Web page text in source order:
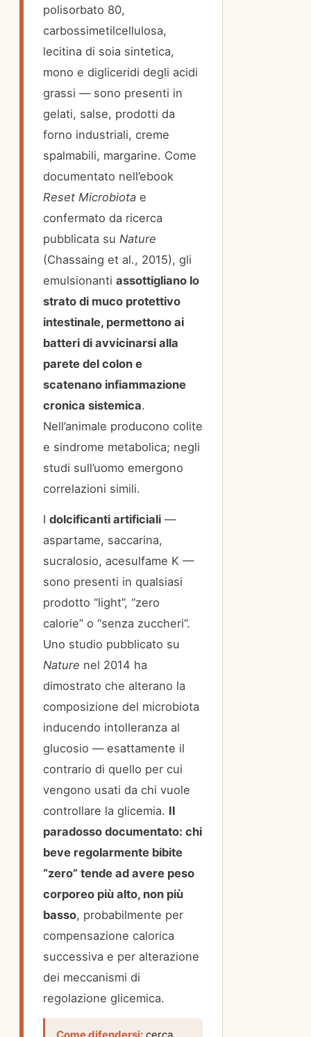
polisorbato 80,
carbossimetilcellulosa,
lecitina di soia sintetica,
mono e digliceridi degli acidi
grassi — sono presenti in
gelati, salse, prodotti da
forno industriali, creme
spalmabili, margarine. Come
documentato nell’ebook
Reset Microbiota e
confermato da ricerca
pubblicata su Nature
(Chassaing et al., 2015), gli
emulsionanti assottigliano lo
strato di muco protettivo
intestinale, permettono ai
batteri di avvicinarsi alla
parete del colon e
scatenano infiammazione
cronica sistemica.
Nell’animale producono colite
e sindrome metabolica; negli
studi sull’uomo emergono
correlazioni simili.
I dolcificanti artificiali —
aspartame, saccarina,
sucralosio, acesulfame K —
sono presenti in qualsiasi
prodotto “light”, “zero
calorie” o “senza zuccheri”.
Uno studio pubblicato su
Nature nel 2014 ha
dimostrato che alterano la
composizione del microbiota
inducendo intolleranza al
glucosio — esattamente il
contrario di quello per cui
vengono usati da chi vuole
controllare la glicemia. Il
paradosso documentato: chi
beve regolarmente bibite
“zero” tende ad avere peso
corporeo più alto, non più
basso, probabilmente per
compensazione calorica
successiva e per alterazione
dei meccanismi di
regolazione glicemica.